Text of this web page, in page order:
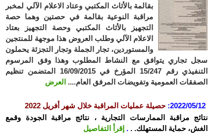
بقالمة بالأثاث المكتبي وعتاد الاعلام الآلي لمخبر
مراقبة النوعية بقالمة في حصتين وهما حصة
التجهيز بالأثاث المكتبي وحصة التجهيز بعتاد
الاعلام الآلي وطلب العروض هذا موجهة للمنتجين
والمستوردين، تجار الجملة وتجار التجزئة يحملون
سجل تجاري يتوافق مع النشاط المطلوب وهذا وفق المرسوم
التنفيذي رقم 15/247 المؤرخ في 16/09/2015 المتضمن تنظيم
الصفقات العمومية وتفويضات المرفق العام.... العرض
2022/05/12
: حصيلة عمليات المراقبة خلال شهر أفريل 2022
نتائج مراقبة الممارسات التجارية ، نتائج مراقبة الجودة وقمع
الغش، حماية المستهلك. . . إقرأ التفاصيل